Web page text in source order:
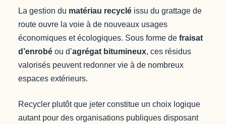
La gestion du matériau recyclé issu du grattage de
route ouvre la voie à de nouveaux usages
économiques et écologiques. Sous forme de fraisat
d’enrobé ou d’agrégat bitumineux, ces résidus
valorisés peuvent redonner vie à de nombreux
espaces extérieurs.
Recycler plutôt que jeter constitue un choix logique
autant pour des organisations publiques disposant